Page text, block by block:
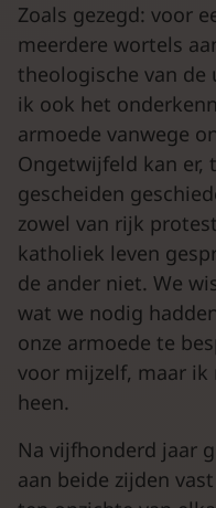
Zoals gezegd: voor
meerdere wortels
theologische van de
ik ook het
armoede vanwege
Ongetwijfeld kan er,
gescheiden
zowel van rijk
katholiek leven
de ander niet. We
wat we nodig
onze armoede te
voor mijzelf, maar
heen.
Na vijfhonderd jaar
aan beide zijden